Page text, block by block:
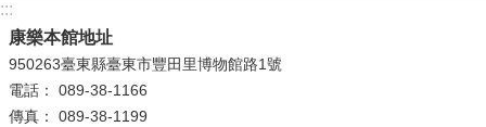
友
善
措
:::
康樂本館地址
950263臺東縣臺東市豐田里博物館路1號
電話： 089-38-1166
傳真： 089-38-1199